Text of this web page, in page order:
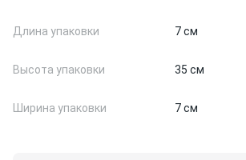
Длина упаковки 7 см
Высота упаковки 35 см
Ширина упаковки 7 см